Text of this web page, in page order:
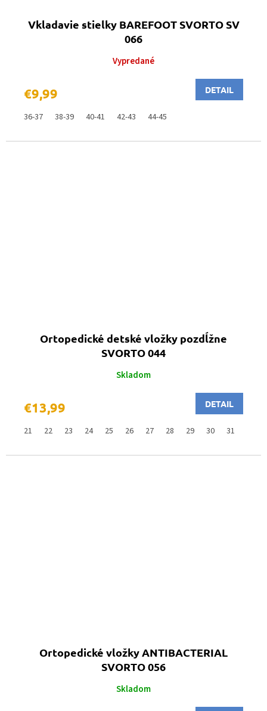
Vkladavie stielky BAREFOOT SVORTO SV
066
Vypredané
€9,99 DETAIL
36-37 38-39 40-41 42-43 44-45
Ortopedické detské vložky pozdĺžne
SVORTO 044
Skladom
€13,99 DETAIL
21 22 23 24 25 26 27 28 29 30 31
Ortopedické vložky ANTIBACTERIAL
SVORTO 056
Skladom